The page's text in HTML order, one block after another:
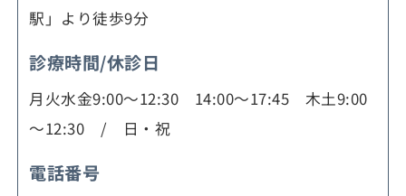
駅」より徒歩9分
診療時間/休診日
月火水金9:00～12:30 14:00～17:45 木土9:00
～12:30 / 日・祝
電話番号